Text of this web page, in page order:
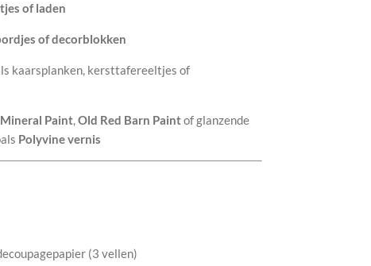
of laden
of decorblokken
kaarsplanken, kersttafereeltjes of
Paint,Old Red Barn Paintof glanzende
Polyvine vernis
(3 vellen)